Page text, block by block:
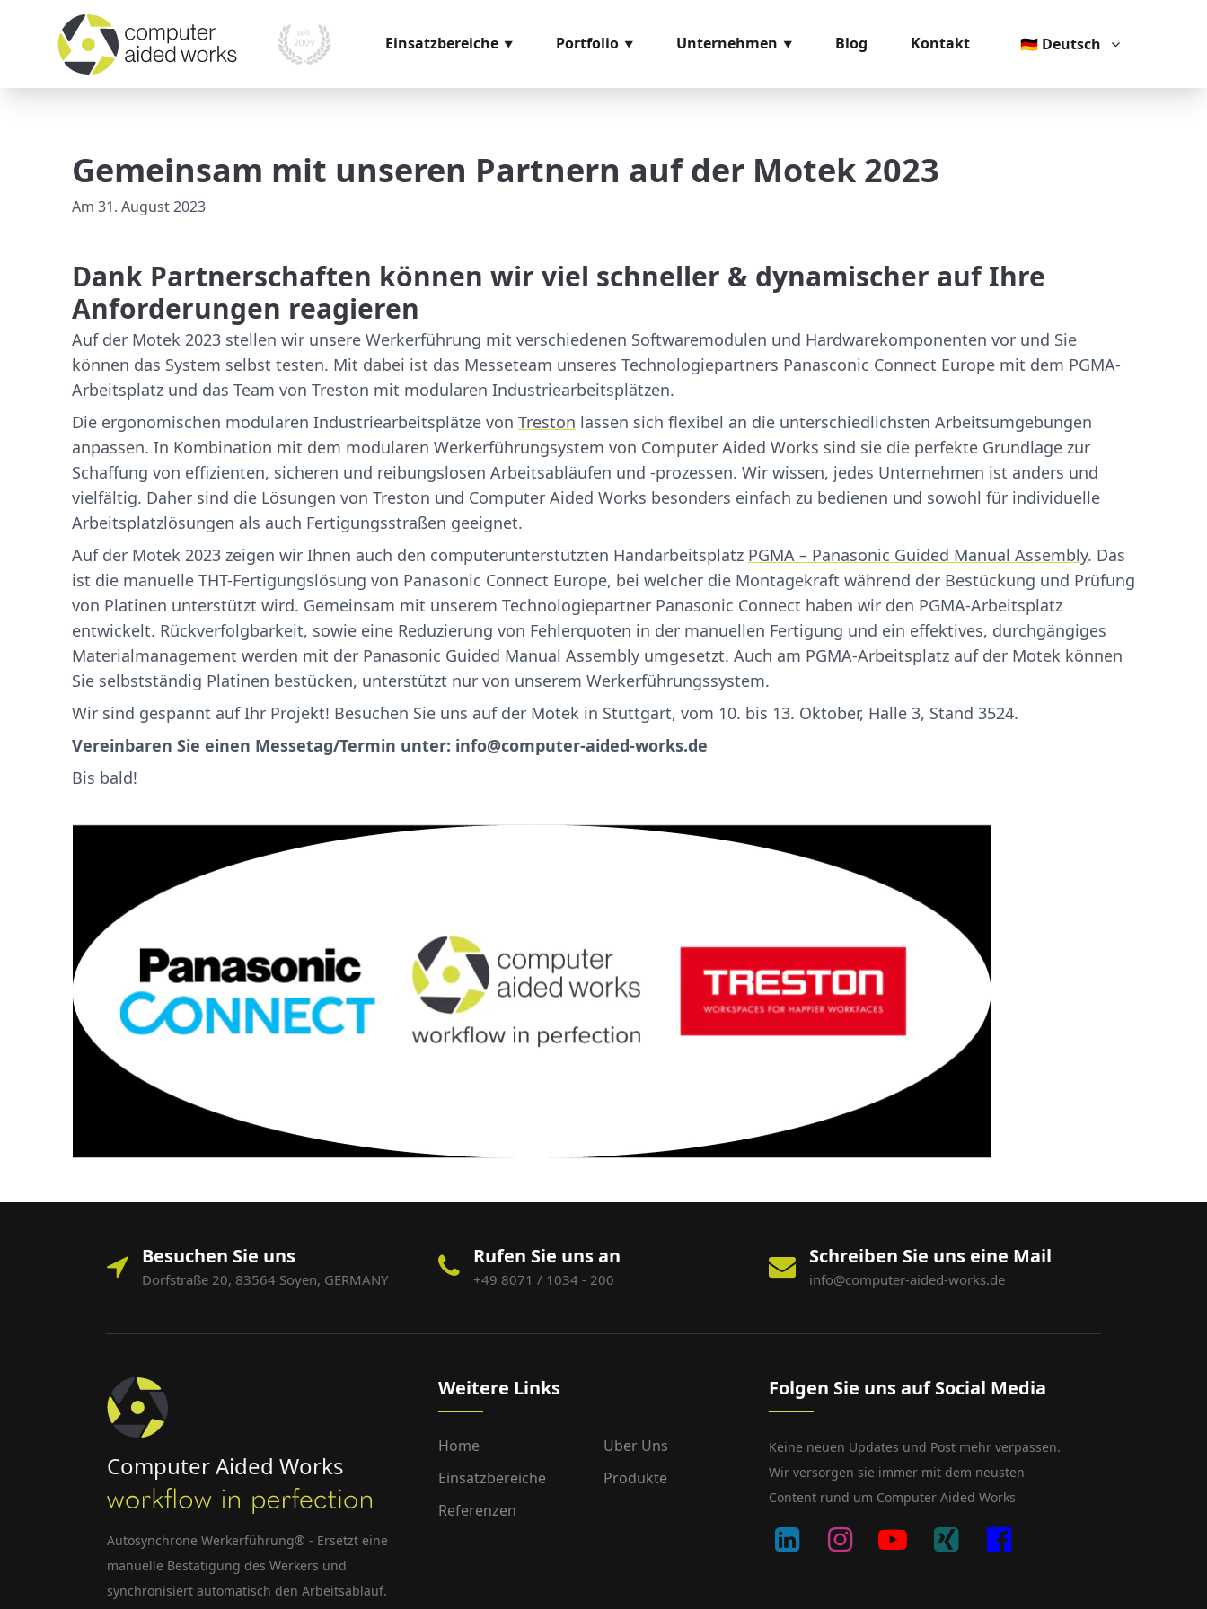
Einsatzbereiche
Prozessmanagement
Versand
Portfolio
Videomaterial
Unternehmen
Glossar
Blog Kontakt 🇩🇪 Deutsch
Gemeinsam mit unseren Partnern auf der Motek 2023
Am 31. August 2023
Dank Partnerschaften können wir viel schneller & dynamischer auf Ihre
Anforderungen reagieren
Auf der Motek 2023 stellen wir unsere Werkerführung mit verschiedenen Softwaremodulen und Hardwarekomponenten vor und Sie
können das System selbst testen. Mit dabei ist das Messeteam unseres Technologiepartners Panasconic Connect Europe mit dem PGMA-
Arbeitsplatz und das Team von Treston mit modularen Industriearbeitsplätzen.
Die ergonomischen modularen Industriearbeitsplätze von Treston lassen sich flexibel an die unterschiedlichsten Arbeitsumgebungen
anpassen. In Kombination mit dem modularen Werkerführungsystem von Computer Aided Works sind sie die perfekte Grundlage zur
Schaffung von effizienten, sicheren und reibungslosen Arbeitsabläufen und -prozessen. Wir wissen, jedes Unternehmen ist anders und
vielfältig. Daher sind die Lösungen von Treston und Computer Aided Works besonders einfach zu bedienen und sowohl für individuelle
Arbeitsplatzlösungen als auch Fertigungsstraßen geeignet.
Auf der Motek 2023 zeigen wir Ihnen auch den computerunterstützten Handarbeitsplatz PGMA – Panasonic Guided Manual Assembly. Das
ist die manuelle THT-Fertigungslösung von Panasonic Connect Europe, bei welcher die Montagekraft während der Bestückung und Prüfung
von Platinen unterstützt wird. Gemeinsam mit unserem Technologiepartner Panasonic Connect haben wir den PGMA-Arbeitsplatz
entwickelt. Rückverfolgbarkeit, sowie eine Reduzierung von Fehlerquoten in der manuellen Fertigung und ein effektives, durchgängiges
Materialmanagement werden mit der Panasonic Guided Manual Assembly umgesetzt. Auch am PGMA-Arbeitsplatz auf der Motek können
Sie selbstständig Platinen bestücken, unterstützt nur von unserem Werkerführungssystem.
Wir sind gespannt auf Ihr Projekt! Besuchen Sie uns auf der Motek in Stuttgart, vom 10. bis 13. Oktober, Halle 3, Stand 3524.
Vereinbaren Sie einen Messetag/Termin unter: info@computer-aided-works.de
Bis bald!
Besuchen Sie uns
Dorfstraße 20, 83564 Soyen, GERMANY
Rufen Sie uns an
+49 8071 / 1034 - 200
Schreiben Sie uns eine Mail
info@computer-aided-works.de
Computer Aided Works
Autosynchrone Werkerführung® - Ersetzt eine
manuelle Bestätigung des Werkers und
synchronisiert automatisch den Arbeitsablauf.
Weitere Links
Home
Über Uns
Einsatzbereiche
Produkte
Referenzen
Folgen Sie uns auf Social Media
Keine neuen Updates und Post mehr verpassen.
Wir versorgen sie immer mit dem neusten
Content rund um Computer Aided Works